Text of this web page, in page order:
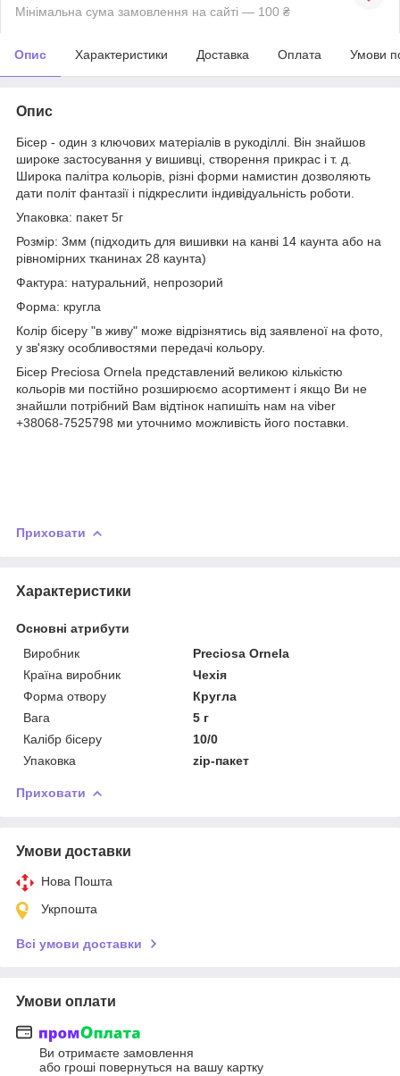
Мінімальна сума замовлення на сайті — 100 ₴
Опис Характеристики Доставка Оплата Умови
Опис
Бісер - один з ключових матеріалів в рукоділлі. Він знайшов
широке застосування у вишивці, створення прикрас і т. д.
Широка палітра кольорів, різні форми намистин дозволяють
дати політ фантазії і підкреслити індивідуальність роботи.
Упаковка: пакет 5г
Розмір: 3мм (підходить для вишивки на канві 14 каунта або на
рівномірних тканинах 28 каунта)
Фактура: натуральний, непрозорий
Форма: кругла
Колір бісеру "в живу" може відрізнятись від заявленої на фото,
у зв'язку особливостями передачі кольору.
Бісер Preciosa Ornela представлений великою кількістю
кольорів ми постійно розширюємо асортимент і якщо Ви не
знайшли потрібний Вам відтінок напишіть нам на viber
+38068-7525798 ми уточнимо можливість його поставки.
Приховати
Характеристики
Основні атрибути
Виробник
Preciosa Ornela
Країна виробник
Чехія
Форма отвору
Кругла
Вага
5 г
Калібр бісеру
10/0
Упаковка
zip-пакет
Приховати
Умови доставки
Нова Пошта
Укрпошта
Всі умови доставки
Умови оплати
Ви отримаєте замовлення
або гроші повернуться на вашу картку